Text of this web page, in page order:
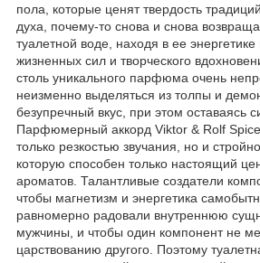
пола, которые ценят твердость
духа, почему-то снова и снова
туалетной воде, находя в ее
жизненных сил и творческого
столь уникального парфюма очень
неизменно выделяться из толпы и
безупречный вкус, при этом оставаясь
Парфюмерный аккорд Viktor & Rolf
только резкостью звучания, но и
которую способен только настоящий
ароматов. Талантливые создатели
чтобы магнетизм и энергетика
равномерно радовали внутреннюю
мужчины, и чтобы один компонент не
царствованию другого. Поэтому